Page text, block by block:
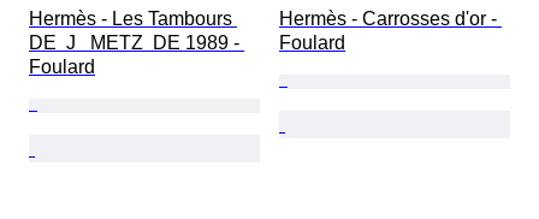
Hermès - Les Tambours
DE  J   METZ  DE 1989 -
Foulard
Hermès - Carrosses d'or -
Foulard